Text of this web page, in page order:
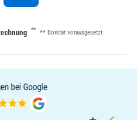
** ** Bonität vorausgesetzt